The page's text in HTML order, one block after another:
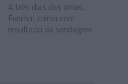
A três dias das urnas,
Funchal anima com
resultado da sondagem